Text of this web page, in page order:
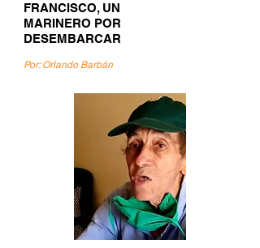
FRANCISCO, UN
MARINERO POR
DESEMBARCAR
Por: Orlando Barbán